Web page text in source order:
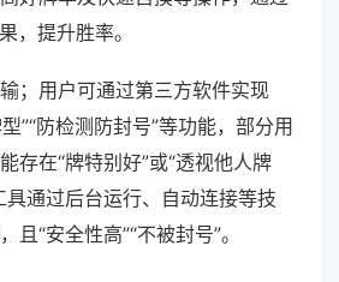
，提升胜率。
；用户可通过第三方软件实现
”“防检测防封号”等功能，部分用
存在“牌特别好”或“透视他人牌
具通过后台运行、自动连接等技
且“安全性高”“不被封号”。